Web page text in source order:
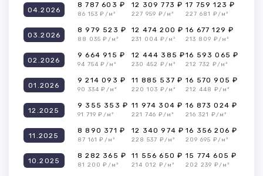
04.2026
8 787 603 ₽
86 153 ₽/м²
12 309 773 ₽
227 959 ₽/м²
17 759 123 ₽
227 681 ₽/м²
03.2026
8 979 523 ₽
88 035 ₽/м²
12 474 200 ₽
231 004 ₽/м²
16 677 129 ₽
213 809 ₽/м²
02.2026
9 664 915 ₽
94 754 ₽/м²
12 444 385 ₽
230 452 ₽/м²
16 593 065 ₽
212 732 ₽/м²
01.2026
9 214 093 ₽
90 334 ₽/м²
11 885 537 ₽
220 103 ₽/м²
16 570 905 ₽
212 448 ₽/м²
12.2025
9 355 353 ₽
91 719 ₽/м²
11 974 304 ₽
221 746 ₽/м²
16 873 024 ₽
216 321 ₽/м²
11.2025
8 890 371 ₽
87 161 ₽/м²
12 340 974 ₽
228 537 ₽/м²
16 356 206 ₽
209 695 ₽/м²
10.2025
8 282 365 ₽
81 200 ₽/м²
11 556 650 ₽
214 012 ₽/м²
15 774 605 ₽
202 239 ₽/м²